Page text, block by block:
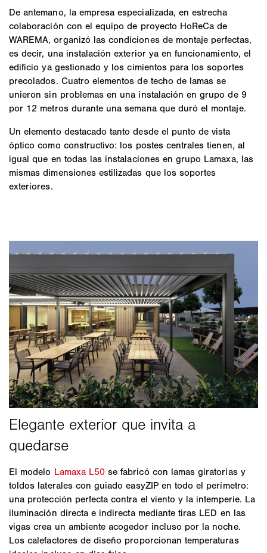
De antemano, la empresa especializada, en estrecha
colaboración con el equipo de proyecto HoReCa de
WAREMA, organizó las condiciones de montaje perfectas,
es decir, una instalación exterior ya en funcionamiento, el
edificio ya gestionado y los cimientos para los soportes
precolados. Cuatro elementos de techo de lamas se
unieron sin problemas en una instalación en grupo de 9
por 12 metros durante una semana que duró el montaje.
Un elemento destacado tanto desde el punto de vista
óptico como constructivo: los postes centrales tienen, al
igual que en todas las instalaciones en grupo Lamaxa, las
mismas dimensiones estilizadas que los soportes
exteriores.
El modelo Lamaxa L50 se fabricó con lamas giratorias y
toldos laterales con guiado easyZIP en todo el perímetro:
una protección perfecta contra el viento y la intemperie. La
iluminación directa e indirecta mediante tiras LED en las
vigas crea un ambiente acogedor incluso por la noche.
Los calefactores de diseño proporcionan temperaturas